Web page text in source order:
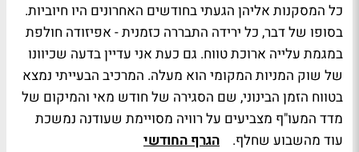
כל המסקנות אליהן הגעתי בחודשים האחרונים היו חיוביות.
בסופו של דבר, כל ירידה התבררה כזמנית - אפיזודה חולפת
במגמת עלייה ארוכת טווח. גם כעת אני עדיין בדעה שכיוונו
של שוק המניות המקומי הוא מעלה. המרכיב הבעייתי נמצא
בטווח הזמן הבינוני, שם הסגירה של חודש מאי והמיקום של
מדד המעו"ף מצביעים על רוויה מסויימת שעודנה נמשכת
עוד מהשבוע שחלף. הגרף החודשי